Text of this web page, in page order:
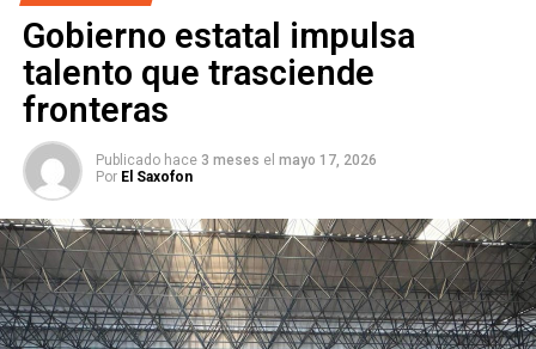
Gobierno estatal impulsa
talento que trasciende
fronteras
Publicado hace 3 meses el mayo 17, 2026
Por El Saxofon